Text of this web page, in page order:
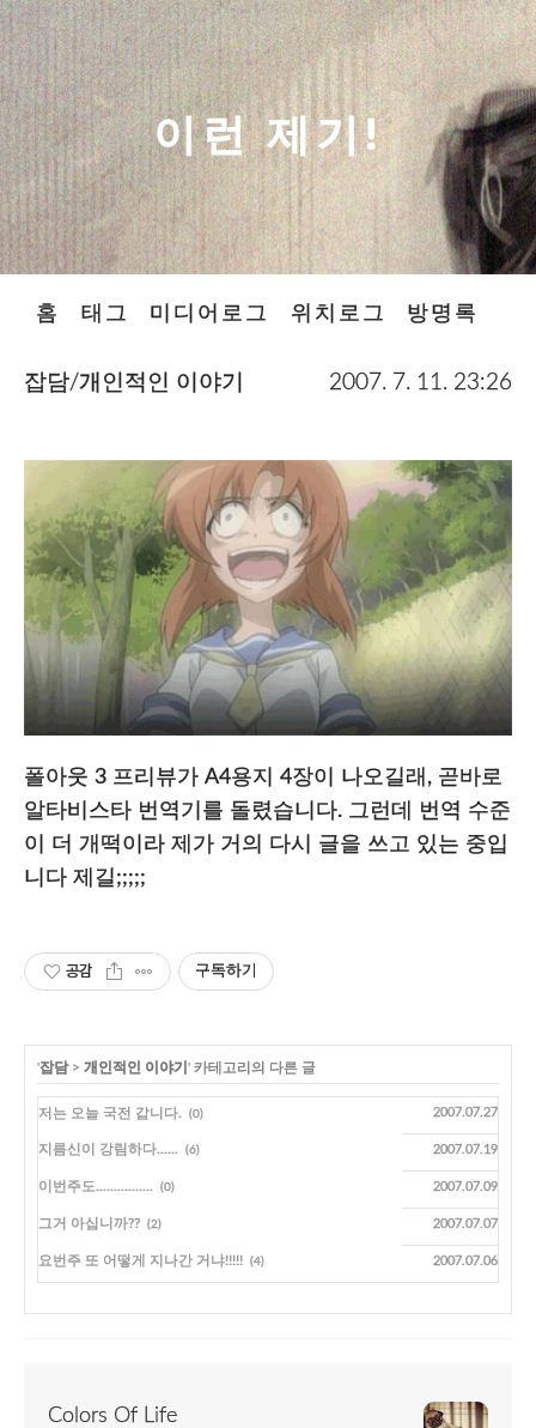
이런 제기!
홈 태그 미디어로그 위치로그 방명록
잡담/개인적인 이야기 2007. 7. 11. 23:26
폴아웃 3 프리뷰가 A4용지 4장이 나오길래, 곧바로
알타비스타 번역기를 돌렸습니다. 그런데 번역 수준
이 더 개떡이라 제가 거의 다시 글을 쓰고 있는 중입
니다 제길;;;;;
공감 구독하기
'잡담> 개인적인 이야기 ' 카테고리의 다른 글
저는 오늘 국전 갑니다. (0) 2007.07.27
지름신이 강림하다...... (6) 2007.07.19
이번주도................ (0) 2007.07.09
그거 아십니까?? (2) 2007.07.07
요번주 또 어떻게 지나간 거냐!!!!! (4) 2007.07.06
Colors Of Life